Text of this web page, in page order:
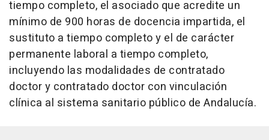
tiempo completo, el asociado que acredite un
mínimo de 900 horas de docencia impartida, el
sustituto a tiempo completo y el de carácter
permanente laboral a tiempo completo,
incluyendo las modalidades de contratado
doctor y contratado doctor con vinculación
clínica al sistema sanitario público de Andalucía.